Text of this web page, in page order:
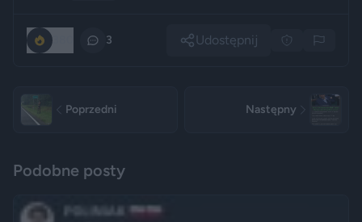
3 Udostępnij
Poprzedni Następny
Podobne posty